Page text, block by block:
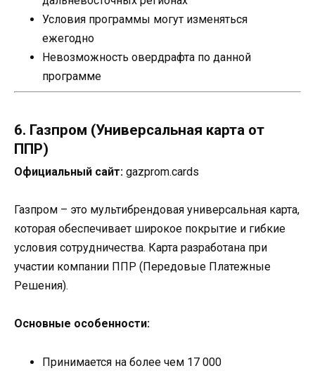
Условия программы могут изменяться
ежегодно
Невозможность овердрафта по данной
программе
6. Газпром (Универсальная карта от
ППР)
Официальный сайт: gazprom.cards
Газпром – это мультибрендовая универсальная карта,
которая обеспечивает широкое покрытие и гибкие
условия сотрудничества. Карта разработана при
участии компании ППР (Передовые Платежные
Решения).
Основные особенности:
Принимается на более чем 17 000